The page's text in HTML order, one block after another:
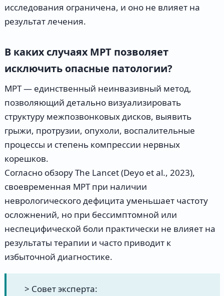
исследования ограничена, и оно не влияет на
результат лечения.
В каких случаях МРТ позволяет
исключить опасные патологии?
МРТ — единственный неинвазивный метод,
позволяющий детально визуализировать
структуру межпозвонковых дисков, выявить
грыжи, протрузии, опухоли, воспалительные
процессы и степень компрессии нервных
корешков.
Согласно обзору The Lancet (Deyo et al., 2023),
своевременная МРТ при наличии
неврологического дефицита уменьшает частоту
осложнений, но при бессимптомной или
неспецифической боли практически не влияет на
результаты терапии и часто приводит к
избыточной диагностике.
> Совет эксперта: